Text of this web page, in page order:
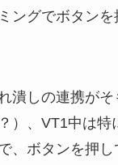
ングでボタンを
潰しの連携が
）、VT1中は特
、ボタンを押し